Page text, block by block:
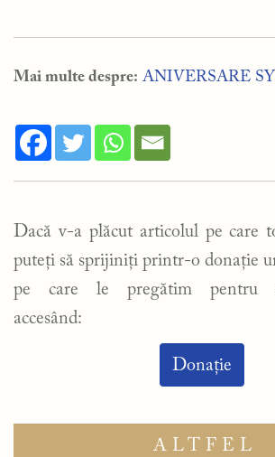
Mai multe despre: ANIVERSARE
Dacă v-a plăcut articolul pe care
puteți să sprijiniți printr-o donație
pe care le pregătim pentru
accesând:
Donație
ALTFEL